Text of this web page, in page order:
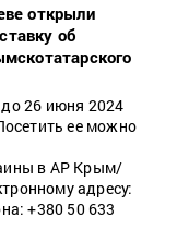
открыли
об
26 июня 2024
ее можно
в АР Крым/
адресу:
+380 50 633